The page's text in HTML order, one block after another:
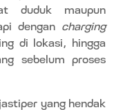
duduk maupun
dengan charging
di lokasi, hingga
sebelum proses
yang hendak